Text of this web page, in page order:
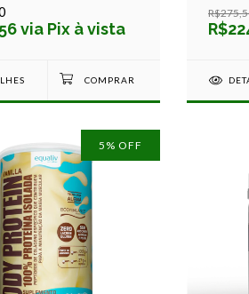
via Pix à vista
5 % OFF